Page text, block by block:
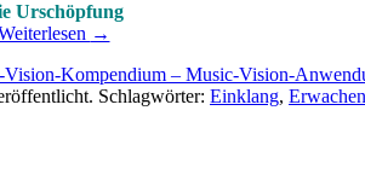
Urschöpfung
→
Kompendium – Music-Vision-
Schlagwörter: Einklang, Erwachen